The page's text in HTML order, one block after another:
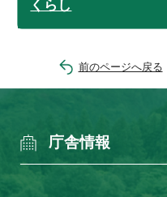
くらし
前のページへ戻る
庁舎情報